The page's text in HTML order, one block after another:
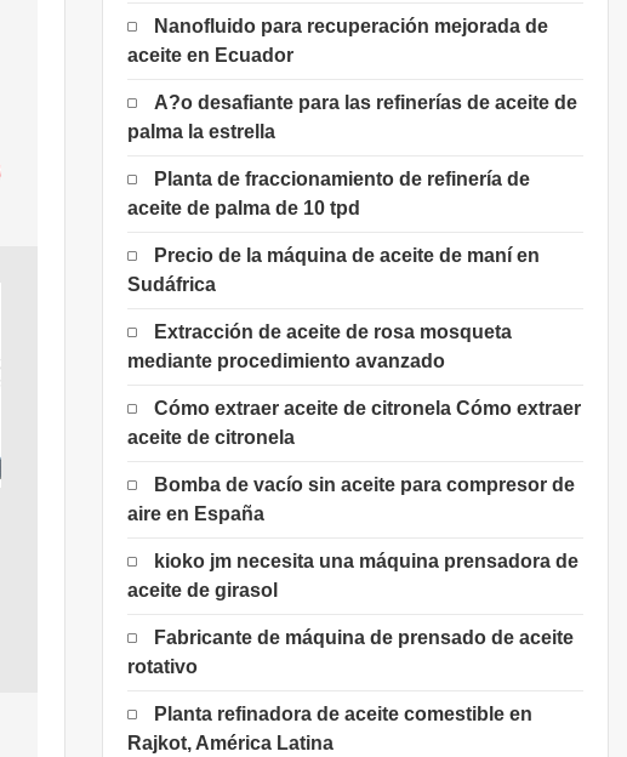
Nanofluido para recuperación mejorada de
aceite en Ecuador
A?o desafiante para las refinerías de aceite de
palma la estrella
Planta de fraccionamiento de refinería de
aceite de palma de 10 tpd
Precio de la máquina de aceite de maní en
Sudáfrica
Extracción de aceite de rosa mosqueta
mediante procedimiento avanzado
Cómo extraer aceite de citronela Cómo extraer
aceite de citronela
Bomba de vacío sin aceite para compresor de
aire en España
kioko jm necesita una máquina prensadora de
aceite de girasol
Fabricante de máquina de prensado de aceite
rotativo
Planta refinadora de aceite comestible en
Rajkot, América Latina